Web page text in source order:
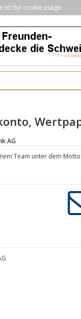
to the cookie usage.
AG
Team unter dem